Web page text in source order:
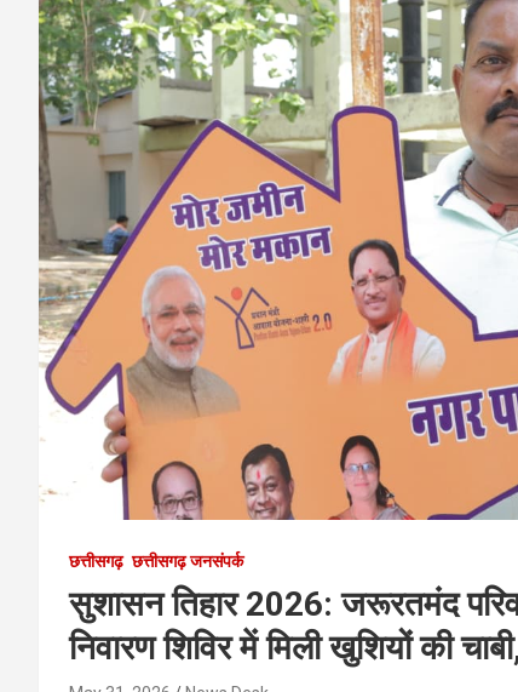
छत्तीसगढ़ छत्तीसगढ़ जनसंपर्क
सुशासन तिहार 2026: जरूरतमंद
निवारण शिविर में मिली खुशियों की